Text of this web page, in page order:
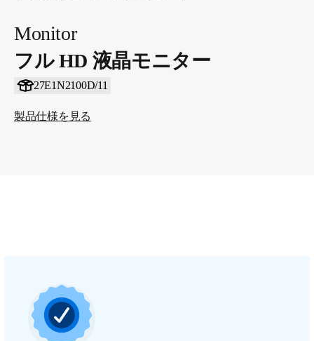
Monitor
フル HD 液晶モニター
27E1N2100D/11
製品仕様を見る